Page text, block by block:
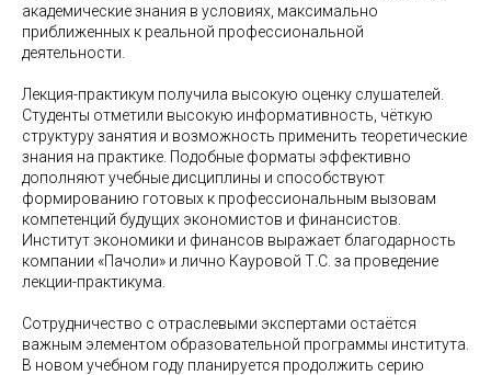
академические знания в условиях, максимально
приближенных к реальной профессиональной
деятельности.
Лекция-практикум получила высокую оценку слушателей.
Студенты отметили высокую информативность, чёткую
структуру занятия и возможность применить теоретические
знания на практике. Подобные форматы эффективно
дополняют учебные дисциплины и способствуют
формированию готовых к профессиональным вызовам
компетенций будущих экономистов и финансистов.
Институт экономики и финансов выражает благодарность
компании «Пачоли» и лично Кауровой Т.С. за проведение
лекции-практикума.
Сотрудничество с отраслевыми экспертами остаётся
важным элементом образовательной программы института.
В новом учебном году планируется продолжить серию